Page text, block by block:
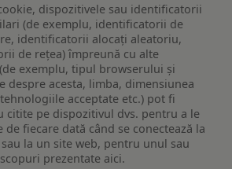
dispozitivele sau identificatorii
(de exemplu, identificatorii de
identificatorii alocați aleatoriu,
de rețea) împreună cu alte
exemplu, tipul browserului și
despre acesta, limba, dimensiunea
acceptate etc.) pot fi
citite pe dispozitivul dvs. pentru a le
de fiecare dată când se conectează la
la un site web, pentru unul sau
prezentate aici.